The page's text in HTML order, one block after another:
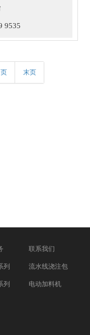
9535
末页
联系我们
列 流水线浇注包
列 电动加料机